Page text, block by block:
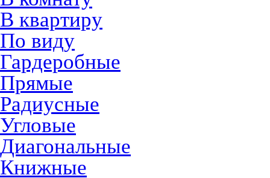
В квартиру
По виду
Гардеробные
Прямые
Радиусные
Угловые
Диагональные
Книжные